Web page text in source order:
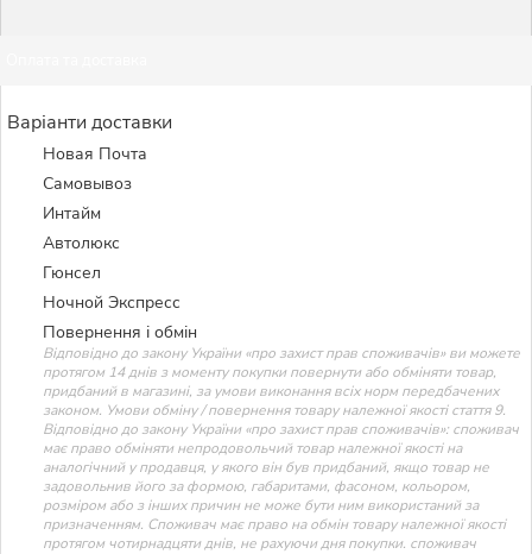
Варіанти доставки
Новая Почта
Самовывоз
Интайм
Автолюкс
Гюнсел
Ночной Экспресс
Повернення і обмін
Відповідно до закону України «про захист прав споживачів» ви можете
протягом 14 днів з моменту покупки повернути або обміняти товар,
придбаний в магазині, за умови виконання всіх норм передбачених
законом. Умови обміну / повернення товару належної якості стаття 9.
Відповідно до закону України «про захист прав споживачів»: споживач
має право обміняти непродовольчий товар належної якості на
аналогічний у продавця, у якого він був придбаний, якщо товар не
задовольнив його за формою, габаритами, фасоном, кольором,
розміром або з інших причин не може бути ним використаний за
призначенням. Споживач має право на обмін товару належної якості
протягом чотирнадцяти днів, не рахуючи дня покупки. споживач